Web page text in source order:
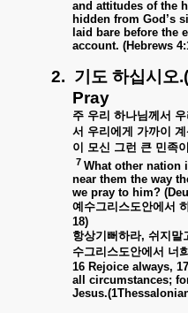
and attitudes of the
hidden from God’s
laid bare before the
account. (Hebrews
2. 기도 하십시오.(
Pray
주 우리 하나님께서
서 우리에게 가까이 계
이
모신 그런 큰 민족이
7 What other nation
near them the way
we pray to him?
예수그리스도안에서
18)
항상기뻐하라, 쉬지말
수그리스도안에서 너
16 Rejoice always,
all circumstances;